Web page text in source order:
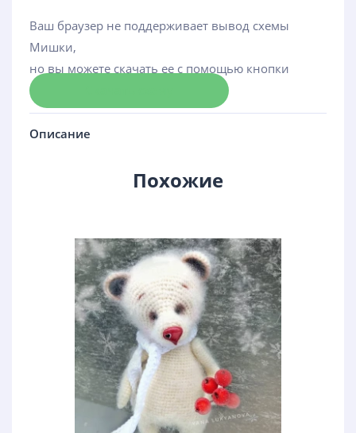
Ваш браузер не поддерживает вывод схемы
Мишки,
но вы можете скачать ее с помощью кнопки
Описание
Похожие